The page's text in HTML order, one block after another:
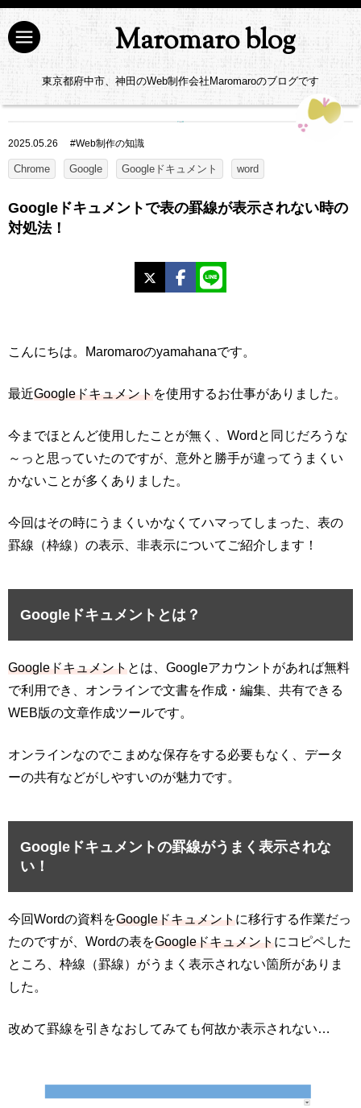
Maromaro blog
東京都府中市、神田のWeb制作会社Maromaroのブログです
2025.05.26 #Web制作の知識
Chrome Google Googleドキュメント word
Googleドキュメントで表の罫線が表示されない時の
対処法！
Facebook
こんにちは。Maromaroのyamahanaです。
最近Googleドキュメントを使用するお仕事がありました。
今までほとんど使用したことが無く、Wordと同じだろうな
～っと思っていたのですが、意外と勝手が違ってうまくい
かないことが多くありました。
今回はその時にうまくいかなくてハマってしまった、表の
罫線（枠線）の表示、非表示についてご紹介します！
Googleドキュメントとは？
Googleドキュメントとは、 Googleアカウントがあれば無料
で利用でき、オンラインで文書を作成・編集、共有できる
WEB版の文章作成ツールです。
オンラインなのでこまめな保存をする必要もなく、データ
ーの共有などがしやすいのが魅力です。
Googleドキュメントの罫線がうまく表示されな
い！
今回Wordの資料をGoogleドキュメントに移行する作業だっ
たのですが、 Wordの表をGoogleドキュメントにコピペした
ところ、枠線（罫線）がうまく表示されない箇所がありま
した。
改めて罫線を引きなおしてみても何故か表示されない…